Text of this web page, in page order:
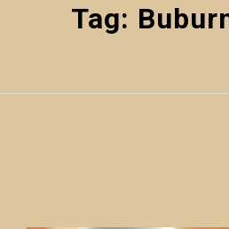
Tag: